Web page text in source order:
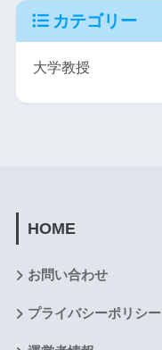
カテゴリー
HOME
お問い合わせ
プライバシーポリシー